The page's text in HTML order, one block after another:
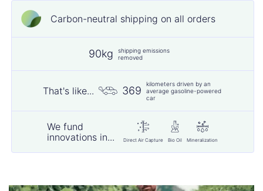
Carbon-neutral shipping on all orders
90kg
shipping emissions
removed
That's like... 369
kilometers driven by an
average gasoline-powered
car
We fund
innovations in...
Direct Air Capture Bio Oil Mineralization